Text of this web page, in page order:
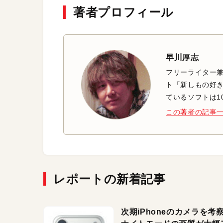
著者プロフィール
早川厚志
フリーライター
ト「新しもの好
ているソフトは
この著者の記事
レポートの新着記事
次期iPhoneのカメラを考